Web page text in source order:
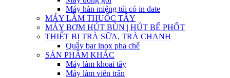
Máy hàn miệng túi có in date
MÁY LÀM THUỐC TÂY
MÁY BƠM HÚT BÙN | HÚT BỂ PHỐT
THIẾT BỊ TRÀ SỮA, TRÀ CHANH
Quầy bar inox pha chế
SẢN PHẨM KHÁC
Máy làm khoai tây
Máy làm viên trân